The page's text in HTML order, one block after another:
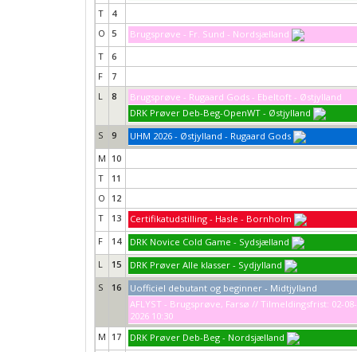
T
4
O 5
Brugsprøve - Fr. Sund - Nordsjælland
T
6
F
7
L
8
Brugsprøve - Rugaard Gods - Ebeltoft - Østjylland
DRK Prøver Deb-Beg-OpenWT - Østjylland
S
9
UHM 2026 - Østjylland - Rugaard Gods
M 10
T
11
O
12
T
13
Certifikatudstilling - Hasle - Bornholm
F
14
DRK Novice Cold Game - Sydsjælland
L
15
DRK Prøver Alle klasser - Sydjylland
S
16
Uofficiel debutant og beginner - Midtjylland
AFLYST - Brugsprøve, Farsø // Tilmeldingsfrist: 02-08-
2026 10:30
M 17
DRK Prøver Deb-Beg - Nordsjælland